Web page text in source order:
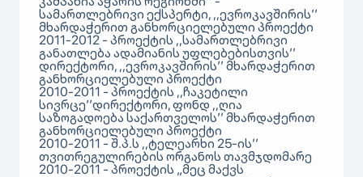
სამართლებრივი ექსპერტი, ,,ევროკავშირის’’
მხარდაჭერით განხორციელებული პროექტი
2011-2012 - პროექტის ,,სამართლებრივი
განათლება ადამიანის უფლებებისთვის’’
დირექტორი, ,,ევროკავშირის’’ მხარდაჭერით
განხორციელებული პროექტი
2010-2011 - პროექტის ,,ჩაკეტილი
სივრცე’’დირექტორი, ფონდ ,,ღია
საზოგადოება საქართველოს’’ მხარდაჭერით
განხორციელებული პროექტი
2010-2011 - შ.პ.ს ,,ტელეარხი 25-ის’’
თვითრეგულირების ორგანოს თავმჯდომარე
2010-2011 - პროექტის „მეც მაქვს